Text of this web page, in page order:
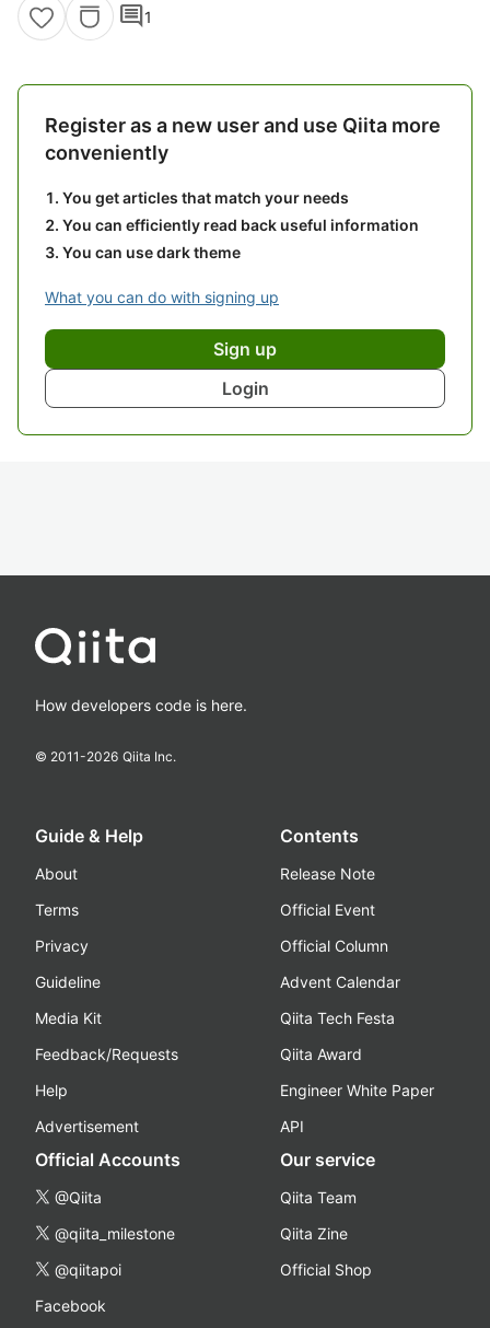
comment1
Register as a new user and use Qiita more
conveniently
You get articles that match your needs
You can efficiently read back useful information
You can use dark theme
What you can do with signing up
Sign up
Login
How developers code is here.
© 2011-2026 Qiita Inc.
Guide & Help
About
Terms
Privacy
Guideline
Media Kit
Feedback/Requests
Help
Advertisement
Contents
Release Note
Official Event
Official Column
Advent Calendar
Qiita Tech Festa
Qiita Award
Engineer White Paper
API
Official Accounts
@Qiita
@qiita_milestone
@qiitapoi
Facebook
Our service
Qiita Team
Qiita Zine
Official Shop